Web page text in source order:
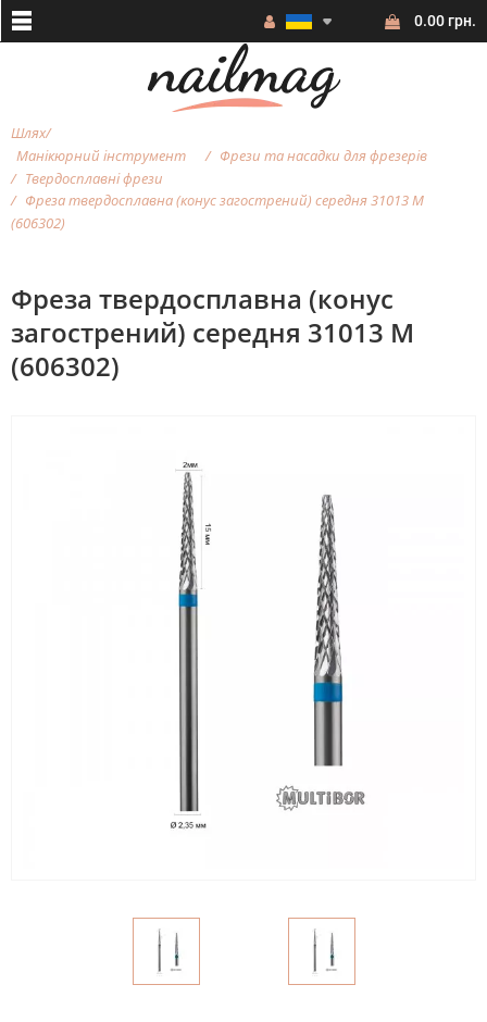
0.00 грн.
Шлях
Манікюрний інструмент
Фрези та насадки для фрезерiв
Твердосплавні фрези
Фреза твердосплавна (конус загострений) середня 31013 М
(606302)
Фреза твердосплавна (конус
загострений) середня 31013 М
(606302)